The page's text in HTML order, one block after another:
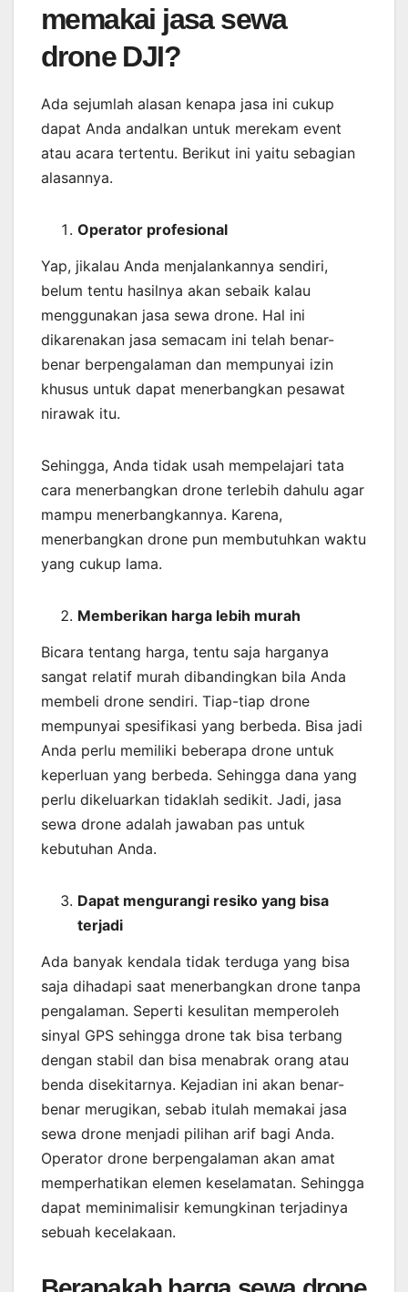
memakai jasa sewa
drone DJI?
Ada sejumlah alasan kenapa jasa ini cukup
dapat Anda andalkan untuk merekam event
atau acara tertentu. Berikut ini yaitu sebagian
alasannya.
Operator profesional
Yap, jikalau Anda menjalankannya sendiri,
belum tentu hasilnya akan sebaik kalau
menggunakan jasa sewa drone. Hal ini
dikarenakan jasa semacam ini telah benar-
benar berpengalaman dan mempunyai izin
khusus untuk dapat menerbangkan pesawat
nirawak itu.
Sehingga, Anda tidak usah mempelajari tata
cara menerbangkan drone terlebih dahulu agar
mampu menerbangkannya. Karena,
menerbangkan drone pun membutuhkan waktu
yang cukup lama.
Memberikan harga lebih murah
Bicara tentang harga, tentu saja harganya
sangat relatif murah dibandingkan bila Anda
membeli drone sendiri. Tiap-tiap drone
mempunyai spesifikasi yang berbeda. Bisa jadi
Anda perlu memiliki beberapa drone untuk
keperluan yang berbeda. Sehingga dana yang
perlu dikeluarkan tidaklah sedikit. Jadi, jasa
sewa drone adalah jawaban pas untuk
kebutuhan Anda.
Dapat mengurangi resiko yang bisa
terjadi
Ada banyak kendala tidak terduga yang bisa
saja dihadapi saat menerbangkan drone tanpa
pengalaman. Seperti kesulitan memperoleh
sinyal GPS sehingga drone tak bisa terbang
dengan stabil dan bisa menabrak orang atau
benda disekitarnya. Kejadian ini akan benar-
benar merugikan, sebab itulah memakai jasa
sewa drone menjadi pilihan arif bagi Anda.
Operator drone berpengalaman akan amat
memperhatikan elemen keselamatan. Sehingga
dapat meminimalisir kemungkinan terjadinya
sebuah kecelakaan.